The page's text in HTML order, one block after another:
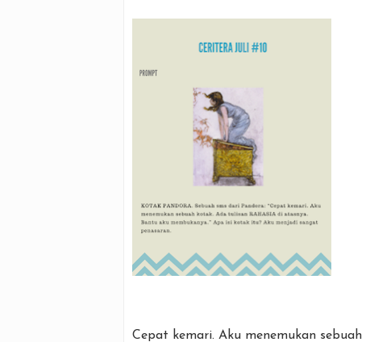
Cepat kemari. Aku menemukan